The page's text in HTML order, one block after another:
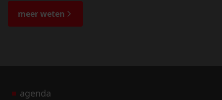
de bijzondere verhalen.
meer weten
agenda